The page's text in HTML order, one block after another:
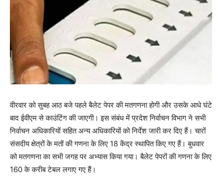
वीरवार को सुबह आठ बजे पहले बैलेट पेपर की मतगणना होगी और उसके आधे घंटे
बाद ईवीएम से काउंटिंग की जाएगी। इस संबंध में प्रदेश निर्वाचन विभाग ने सभी
निर्वाचन अधिकारियों सहित अन्य अधिकारियों को निर्देश जारी कर दिए हैं। चारों
संसदीय क्षेत्रों के मतों की गणना के लिए 18 केंद्र स्थापित किए गए हैं। बुधवार
को मतगणना का सभी जगह पर अभ्यास किया गया। बैलेट पेपरों की गणना के लिए
160 के करीब टेबल लगाए गए हैं।